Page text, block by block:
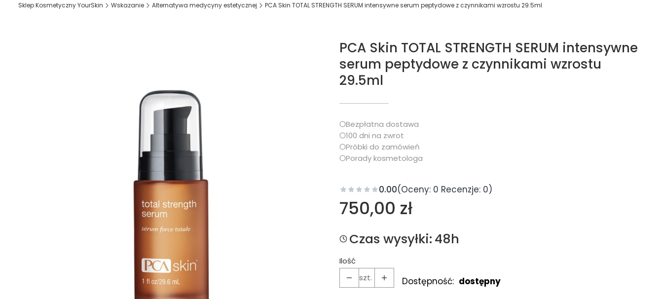
Sklep Kosmetyczny YourSkin Wskazanie Alternatywa medycyny estetycznej PCA Skin TOTAL STRENGTH SERUM intensywne serum peptydowe z czynnikami wzrostu 29.5ml
PCA Skin TOTAL STRENGTH SERUM intensywne
serum peptydowe z czynnikami wzrostu
29.5ml
Bezpłatna dostawa
100 dni na zwrot
Próbki do zamówień
Porady kosmetologa
0.00(Oceny: 0 Recenzje: 0)
Cena
750,00 zł
Czas wysyłki:48h
Ilość
szt.
Dostępność: dostępny